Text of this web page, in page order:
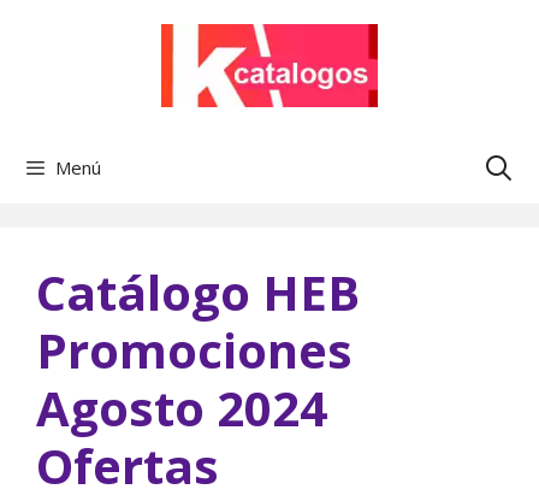
Menú
Catálogo HEB
Promociones
Agosto 2024
Ofertas